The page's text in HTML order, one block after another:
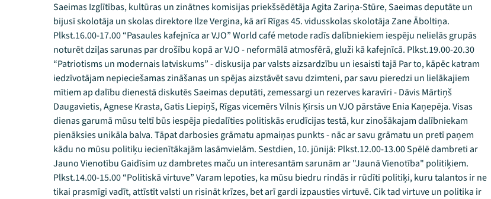
Saeimas Izglītības, kultūras un zinātnes komisijas priekšsēdētāja Agita Zariņa-Stūre, Saeimas deputāte un
bijusī skolotāja un skolas direktore Ilze Vergina, kā arī Rīgas 45. vidusskolas skolotāja Zane Āboltiņa.
Plkst.16.00-17.00 “Pasaules kafejnīca ar VJO” World café metode radīs dalībniekiem iespēju nelielās grupās
noturēt dziļas sarunas par drošību kopā ar VJO - neformālā atmosfērā, gluži kā kafejnīcā. Plkst.19.00-20.30
“Patriotisms un modernais latviskums” - diskusija par valsts aizsardzību un iesaisti tajā Par to, kāpēc katram
iedzīvotājam nepieciešamas zināšanas un spējas aizstāvēt savu dzimteni, par savu pieredzi un lielākajiem
mītiem ap dalību dienestā diskutēs Saeimas deputāti, zemessargi un rezerves karavīri - Dāvis Mārtiņš
Daugavietis, Agnese Krasta, Gatis Liepiņš, Rīgas vicemērs Vilnis Ķirsis un VJO pārstāve Enia Kaņepēja. Visas
dienas garumā mūsu teltī būs iespēja piedalīties politiskās erudīcijas testā, kur zinošākajam dalībniekam
pienāksies unikāla balva. Tāpat darbosies grāmatu apmaiņas punkts - nāc ar savu grāmatu un pretī paņem
kādu no mūsu politiķu iecienītākajām lasāmvielām. Sestdien, 10. jūnijā: Plkst.12.00-13.00 Spēlē dambreti ar
Jauno Vienotību Gaidīsim uz dambretes maču un interesantām sarunām ar "Jaunā Vienotība" politiķiem.
Plkst.14.00-15.00 “Politiskā virtuve” Varam lepoties, ka mūsu biedru rindās ir rūdīti politiķi, kuru talantos ir ne
tikai prasmīgi vadīt, attīstīt valsti un risināt krīzes, bet arī gardi izpausties virtuvē. Cik tad virtuve un politika ir